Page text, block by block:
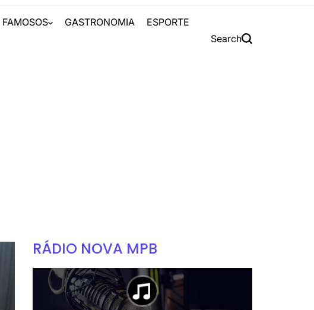
FAMOSOS GASTRONOMIA ESPORTE
Search
RÁDIO NOVA MPB